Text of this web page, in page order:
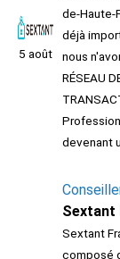
5 août
de-Haute-
déjà
nous
RÉSEAU
devenant
Sextant
Sextant
composé